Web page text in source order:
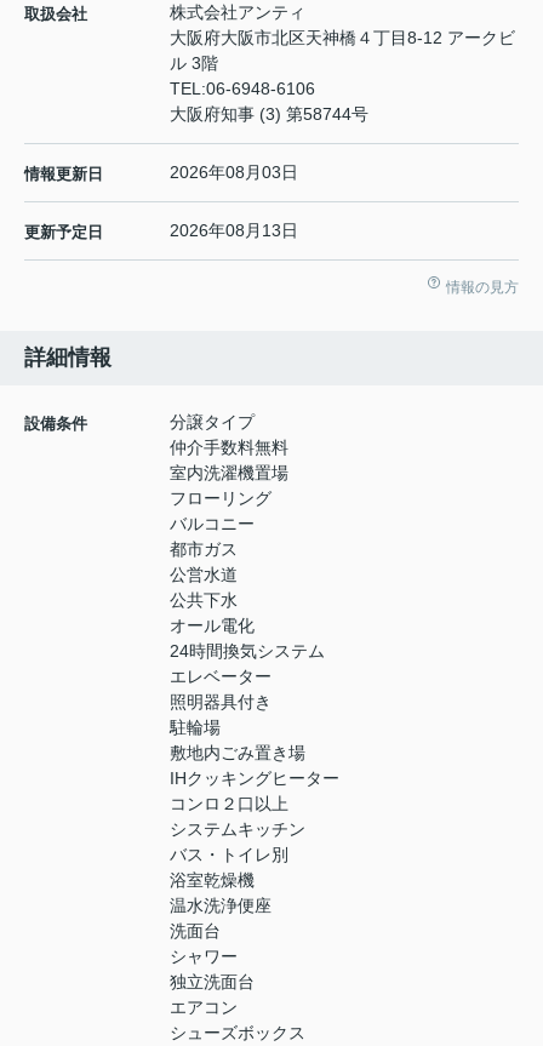
取扱会社
株式会社アンティ
大阪府大阪市北区天神橋４丁目8-12 アークビ
ル 3階
TEL:06-6948-6106
大阪府知事 (3) 第58744号
情報更新日 2026年08月03日
更新予定日 2026年08月13日
情報の見方
詳細情報
設備条件
分譲タイプ
仲介手数料無料
室内洗濯機置場
フローリング
バルコニー
都市ガス
公営水道
公共下水
オール電化
24時間換気システム
エレベーター
照明器具付き
駐輪場
敷地内ごみ置き場
IHクッキングヒーター
コンロ２口以上
システムキッチン
バス・トイレ別
浴室乾燥機
温水洗浄便座
洗面台
シャワー
独立洗面台
エアコン
シューズボックス